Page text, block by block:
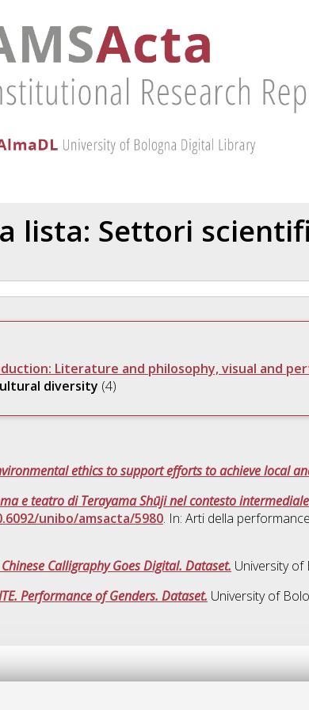
lista: Settori
Literature and philosophy, visual and
diversity (4)
ethics to support efforts to achieve local
e teatro di Terayama Shūji nel contesto
unibo/amsacta/5980. In: Arti della
Chinese Calligraphy Goes Digital. Dataset. University of
Performance of Genders. Dataset. University of